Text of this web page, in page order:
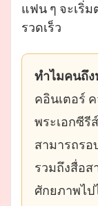
แฟน ๆ จะเริ่ม
รวดเร็ว
ทำไมคนถึ
คอินเตอร์
พระเอกซีรี
สามารถรอ
รวมถึงสื่อส
ศักยภาพไ